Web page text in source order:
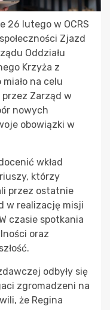
26 lutego w OCRS
Zjazd
Oddziału
Krzyża z
na celu
przez Zarząd w
nowych
obowiązki w
wkład
którzy
przez ostatnie
w realizację misji
czasie spotkania
oraz
odbyły się
zgromadzeni na
że Regina